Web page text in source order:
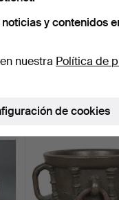
TUDOR
y contenidos
nuestra Política de
de cookies